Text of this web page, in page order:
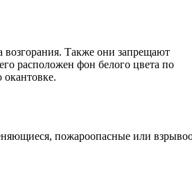
Также они запрещают
расположен фон белого цвета по
пожароопасные или